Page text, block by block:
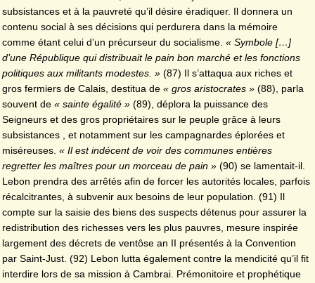
subsistances et à la pauvreté qu’il désire éradiquer. Il donnera un
contenu social à ses décisions qui perdurera dans la mémoire
comme étant celui d’un précurseur du socialisme. « Symbole […]
d’une République qui distribuait le pain bon marché et les fonctions
politiques aux militants modestes. » (87) Il s’attaqua aux riches et
gros fermiers de Calais, destitua de « gros aristocrates » (88), parla
souvent de « sainte égalité » (89), déplora la puissance des
Seigneurs et des gros propriétaires sur le peuple grâce à leurs
subsistances , et notamment sur les campagnardes éplorées et
miséreuses. « Il est indécent de voir des communes entières
regretter les maîtres pour un morceau de pain » (90) se lamentait-il.
Lebon prendra des arrêtés afin de forcer les autorités locales, parfois
récalcitrantes, à subvenir aux besoins de leur population. (91) Il
compte sur la saisie des biens des suspects détenus pour assurer la
redistribution des richesses vers les plus pauvres, mesure inspirée
largement des décrets de ventôse an II présentés à la Convention
par Saint-Just. (92) Lebon lutta également contre la mendicité qu’il fit
interdire lors de sa mission à Cambrai. Prémonitoire et prophétique